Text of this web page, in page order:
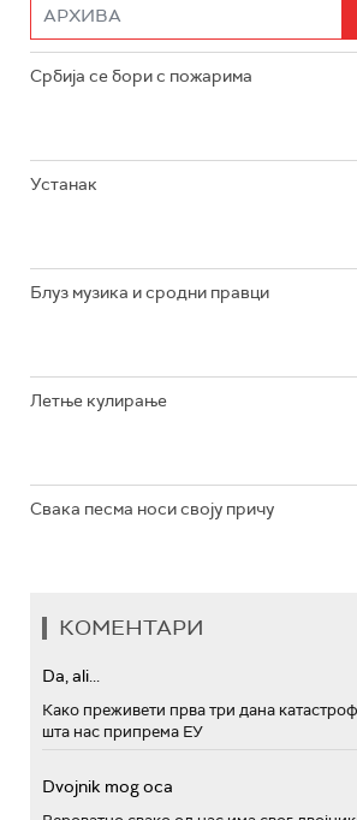
РАДИО
РАДИО
Србија се бори с пожарима
Устанак
Блуз музика и сродни правци
Летње кулирање
Свака песма носи своју причу
КОМЕНТАРИ
Da, ali...
Како преживети прва три дана
шта нас припрема ЕУ
Dvojnik mog oca